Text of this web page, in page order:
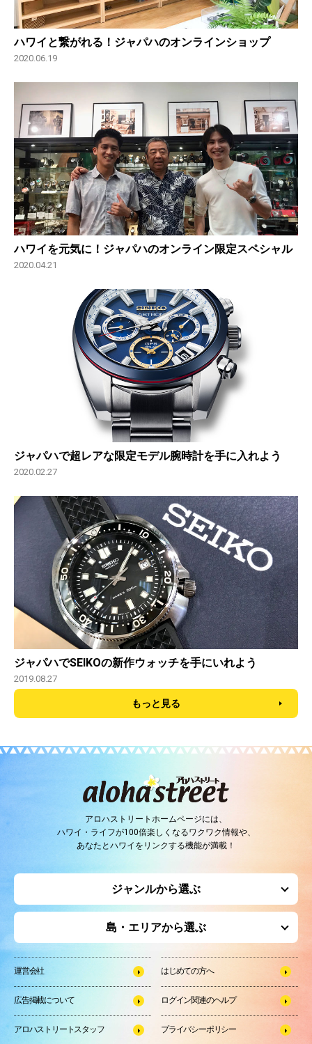
ハワイと繋がれる！ジャパハのオンラインショップ
2020.06.19
ハワイを元気に！ジャパハのオンライン限定スペシャル
2020.04.21
ジャパハで超レアな限定モデル腕時計を手に入れよう
2020.02.27
ジャパハでSEIKOの新作ウォッチを手にいれよう
2019.08.27
もっと見る
アロハストリートホームページには、
ハワイ・ライフが100倍楽しくなるワクワク情報や、
あなたとハワイをリンクする機能が満載！
ジャンルから選ぶ
島・エリアから選ぶ
運営会社 はじめての方へ
広告掲載について ログイン関連のヘルプ
アロハストリートスタッフ プライバシーポリシー